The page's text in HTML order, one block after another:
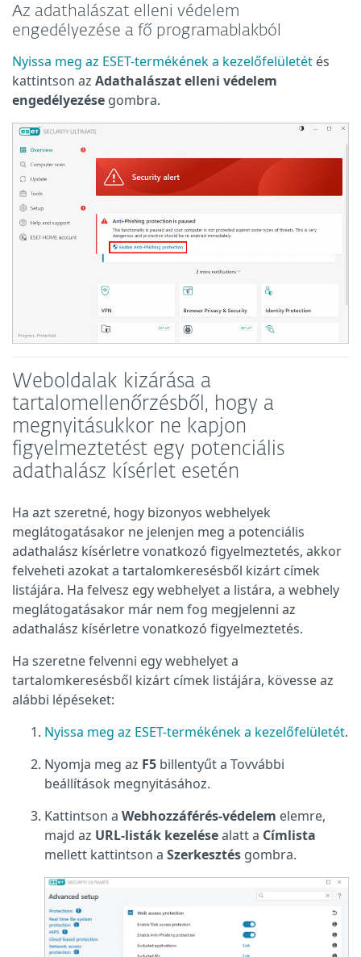
Az adathalászat elleni védelem
engedélyezése a fő programablakból
Nyissa meg az ESET-termékének a kezelőfelületét és
kattintson az Adathalászat elleni védelem
engedélyezése gombra.
Weboldalak kizárása a
tartalomellenőrzésből, hogy a
megnyitásukkor ne kapjon
figyelmeztetést egy potenciális
adathalász kísérlet esetén
Ha azt szeretné, hogy bizonyos webhelyek
meglátogatásakor ne jelenjen meg a potenciális
adathalász kísérletre vonatkozó figyelmeztetés, akkor
felveheti azokat a tartalomkeresésből kizárt címek
listájára. Ha felvesz egy webhelyet a listára, a webhely
meglátogatásakor már nem fog megjelenni az
adathalász kísérletre vonatkozó figyelmeztetés.
Ha szeretne felvenni egy webhelyet a
tartalomkeresésből kizárt címek listájára, kövesse az
alábbi lépéseket:
Nyissa meg az ESET-termékének a kezelőfelületét.
Nyomja meg az F5 billentyűt a Tovvábbi
beállítások megnyitásához.
Kattintson a Webhozzáférés-védelem elemre,
majd az URL-listák kezelésealatt a Címlista
mellett kattintson a Szerkesztés gombra.